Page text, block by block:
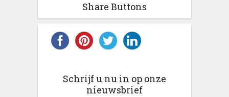
Share Buttons
Schrijf u nu in op onze
nieuwsbrief